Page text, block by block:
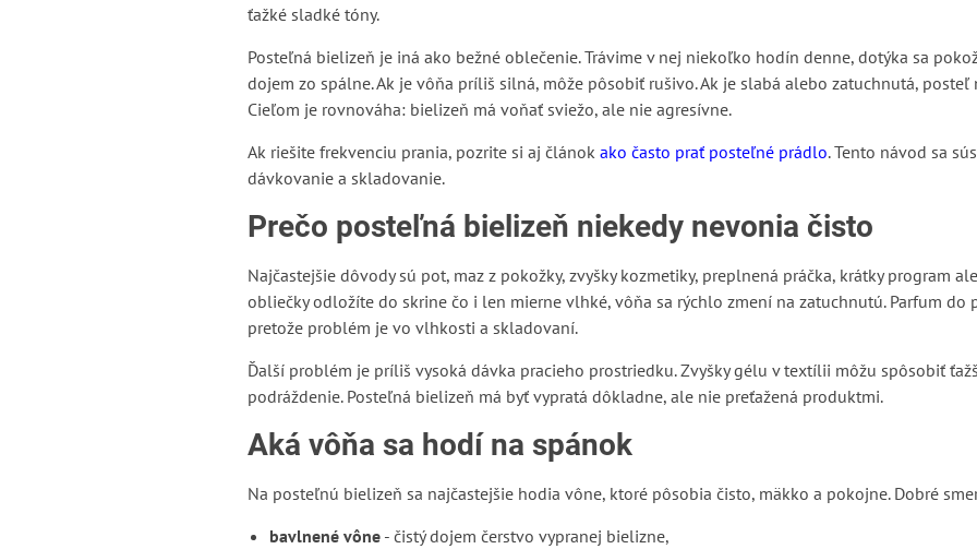
ťažké sladké tóny.
Posteľná bielizeň je iná ako bežné oblečenie. Trávime v nej niekoľko hodín denne, dotýka sa
dojem zo spálne. Ak je vôňa príliš silná, môže pôsobiť rušivo. Ak je slabá alebo zatuchnutá,
Cieľom je rovnováha: bielizeň má voňať sviežo, ale nie agresívne.
Ak riešite frekvenciu prania, pozrite si aj článok ako často prať posteľné prádlo. Tento návod sa
dávkovanie a skladovanie.
Prečo posteľná bielizeň niekedy nevonia čisto
Najčastejšie dôvody sú pot, maz z pokožky, zvyšky kozmetiky, preplnená práčka, krátky program
obliečky odložíte do skrine čo i len mierne vlhké, vôňa sa rýchlo zmení na zatuchnutú. Parfum do
pretože problém je vo vlhkosti a skladovaní.
Ďalší problém je príliš vysoká dávka pracieho prostriedku. Zvyšky gélu v textílii môžu spôsobiť
podráždenie. Posteľná bielizeň má byť vypratá dôkladne, ale nie preťažená produktmi.
Aká vôňa sa hodí na spánok
Na posteľnú bielizeň sa najčastejšie hodia vône, ktoré pôsobia čisto, mäkko a pokojne. Dobré
bavlnené vône- čistý dojem čerstvo vypranej bielizne,